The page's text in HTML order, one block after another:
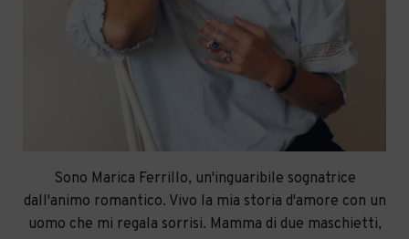
Sono Marica Ferrillo, un'inguaribile sognatrice
dall'animo romantico. Vivo la mia storia d'amore con un
uomo che mi regala sorrisi. Mamma di due maschietti,